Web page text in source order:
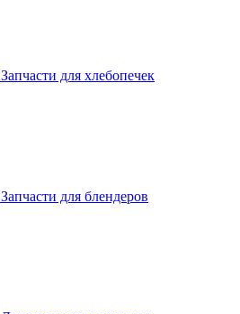
Запчасти для хлебопечек
Запчасти для блендеров